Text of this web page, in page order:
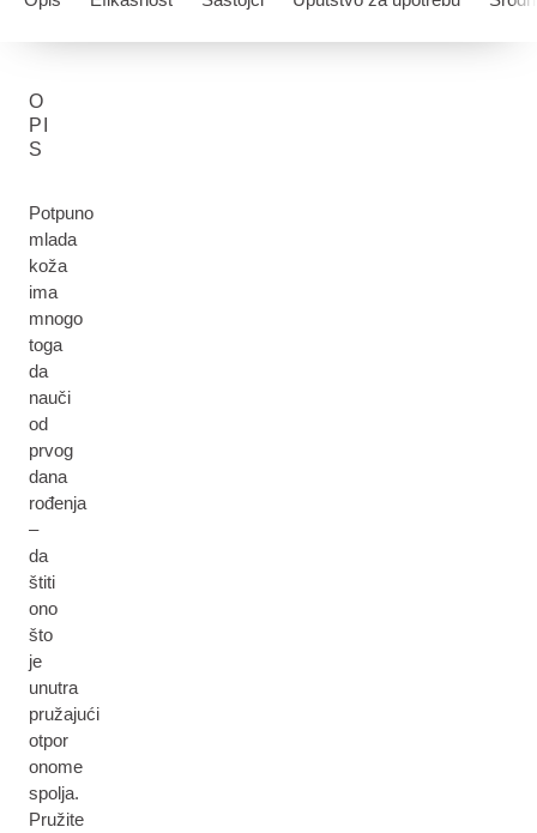
O
PI
S
Potpuno
mlada
koža
ima
mnogo
toga
da
nauči
od
prvog
dana
rođenja
–
da
štiti
ono
što
je
unutra
pružajući
otpor
onome
spolja.
Pružite